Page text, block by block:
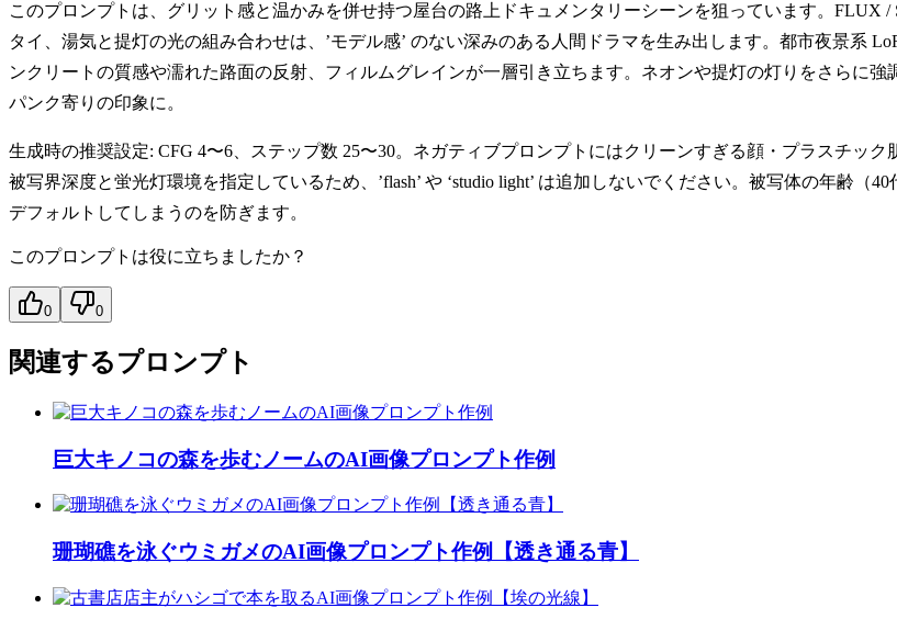
このプロンプトは、グリット感と温かみを併せ持つ屋台の路上ドキュメンタリーシーンを狙っています。FLUX
タイ、湯気と提灯の光の組み合わせは、’モデル感’ のない深みのある人間ドラマを生み出します。都市夜景系
ンクリートの質感や濡れた路面の反射、フィルムグレインが一層引き立ちます。ネオンや提灯の灯りをさらに強
パンク寄りの印象に。
生成時の推奨設定: CFG 4〜6、ステップ数 25〜30。ネガティブプロンプトにはクリーンすぎる顔・プラスチッ
被写界深度と蛍光灯環境を指定しているため、’flash’ や ‘studio light’ は追加しないでください。被写体の年齢
デフォルトしてしまうのを防ぎます。
このプロンプトは役に立ちましたか？
0 0
関連するプロンプト
巨大キノコの森を歩むノームのAI画像プロンプト作例
珊瑚礁を泳ぐウミガメのAI画像プロンプト作例【透き通る青】